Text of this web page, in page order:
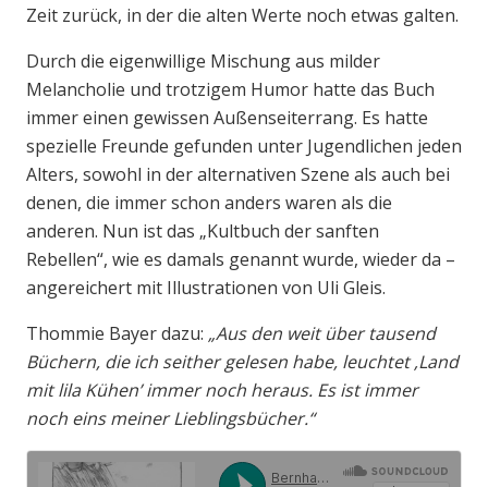
Zeit zurück, in der die alten Werte noch etwas galten.
Durch die eigenwillige Mischung aus milder
Melancholie und trotzigem Humor hatte das Buch
immer einen gewissen Außenseiterrang. Es hatte
spezielle Freunde gefunden unter Jugendlichen jeden
Alters, sowohl in der alternativen Szene als auch bei
denen, die immer schon anders waren als die
anderen. Nun ist das „Kultbuch der sanften
Rebellen“, wie es damals genannt wurde, wieder da –
angereichert mit Illustrationen von Uli Gleis.
Thommie Bayer dazu: „Aus den weit über tausend
Büchern, die ich seither gelesen habe, leuchtet ‚Land
mit lila Kühen’ immer noch heraus. Es ist immer
noch eins meiner Lieblingsbücher.“